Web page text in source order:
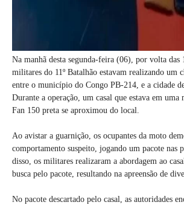
Na manhã desta segunda-feira (06), por volta
militares do 11º Batalhão estavam realizando um
entre o município do Congo PB-214, e a cidade
Durante a operação, um casal que estava em uma
Fan 150 preta se aproximou do local.
Ao avistar a guarnição, os ocupantes da moto
comportamento suspeito, jogando um pacote nas
disso, os militares realizaram a abordagem ao
busca pelo pacote, resultando na apreensão de
No pacote descartado pelo casal, as autoridades